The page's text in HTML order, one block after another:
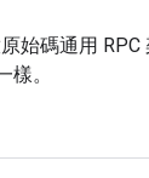
始碼通用
。